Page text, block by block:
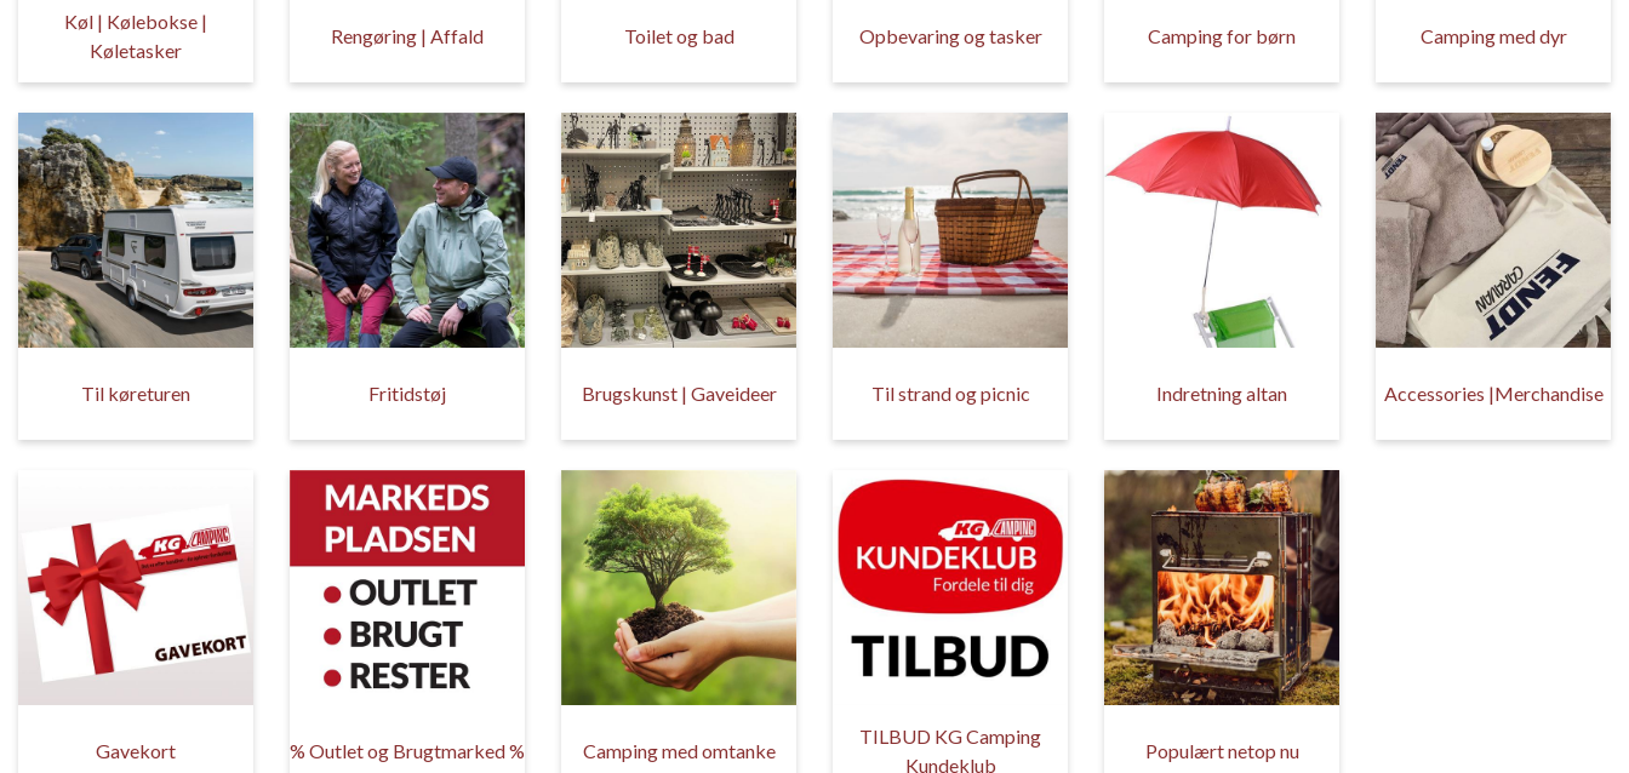
Køl | Kølebokse |
Køletasker
Rengøring | Affald Toilet og bad Opbevaring og tasker Camping for børn Camping med dyr
Til køreturen Fritidstøj Brugskunst | Gaveideer Til strand og picnic Indretning altan Accessories |Merchandise
Gavekort % Outlet og Brugtmarked % Camping med omtanke
TILBUD KG Camping
Kundeklub
Populært netop nu